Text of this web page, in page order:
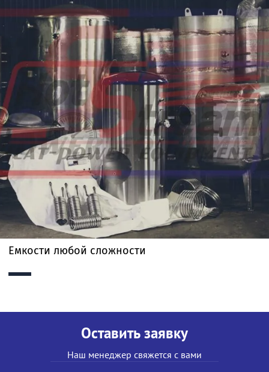
Емкости любой сложности
Оставить заявку
Наш менеджер свяжется с вами